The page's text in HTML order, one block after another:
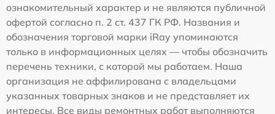
ознакомительный характер и не являются публичной
офертой согласно п. 2 ст. 437 ГК РФ. Названия и
обозначения торговой марки iRay упоминаются
только в информационных целях — чтобы обозначить
перечень техники, с которой мы работаем. Наша
организация не аффилирована с владельцами
указанных товарных знаков и не представляет их
интересы. Все виды ремонтных работ выполняются